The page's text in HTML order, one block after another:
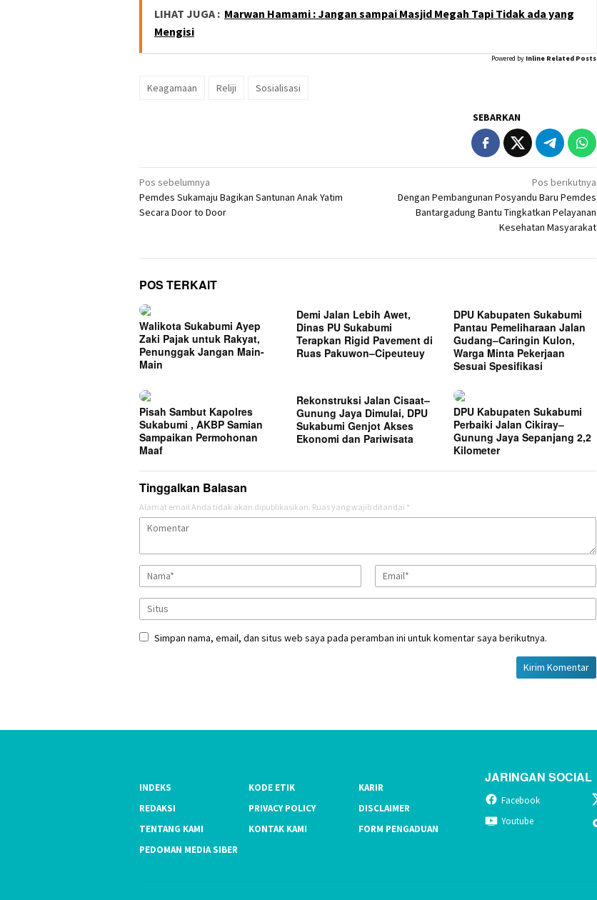
LIHAT JUGA : Marwan Hamami : Jangan sampai Masjid Megah Tapi Tidak ada yang
Mengisi
Powered by Inline Related Posts
Keagamaan Reliji Sosialisasi
SEBARKAN
Navigasi
pos
Pos sebelumnya
Pemdes Sukamaju Bagikan Santunan Anak Yatim
Secara Door to Door
Pos berikutnya
Dengan Pembangunan Posyandu Baru Pemdes
Bantargadung Bantu Tingkatkan Pelayanan
Kesehatan Masyarakat
POS TERKAIT
Walikota Sukabumi Ayep
Zaki Pajak untuk Rakyat,
Penunggak Jangan Main-
Main
Demi Jalan Lebih Awet,
Dinas PU Sukabumi
Terapkan Rigid Pavement di
Ruas Pakuwon–Cipeuteuy
DPU Kabupaten Sukabumi
Pantau Pemeliharaan Jalan
Gudang–Caringin Kulon,
Warga Minta Pekerjaan
Sesuai Spesifikasi
Pisah Sambut Kapolres
Sukabumi , AKBP Samian
Sampaikan Permohonan
Maaf
Rekonstruksi Jalan Cisaat–
Gunung Jaya Dimulai, DPU
Sukabumi Genjot Akses
Ekonomi dan Pariwisata
DPU Kabupaten Sukabumi
Perbaiki Jalan Cikiray–
Gunung Jaya Sepanjang 2,2
Kilometer
Tinggalkan Balasan
Alamat email Anda tidak akan dipublikasikan. Ruas yang wajib ditandai *
Simpan nama, email, dan situs web saya pada peramban ini untuk komentar saya berikutnya.
INDEKS KODE ETIK
KARIR
REDAKSI
PRIVACY POLICY
DISCLAIMER
TENTANG KAMI
KONTAK KAMI
FORM PENGADUAN
PEDOMAN MEDIA SIBER
JARINGAN SOCIAL
Facebook
Youtube